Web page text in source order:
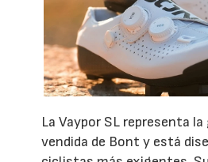
La Vaypor SL representa
vendida de Bont y está